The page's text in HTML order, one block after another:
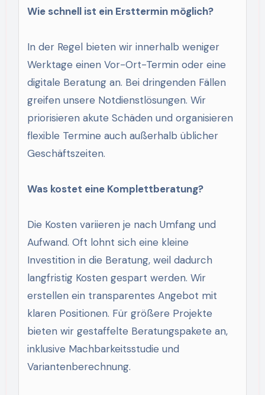
Wie schnell ist ein Ersttermin möglich?
In der Regel bieten wir innerhalb weniger
Werktage einen Vor-Ort-Termin oder eine
digitale Beratung an. Bei dringenden Fällen
greifen unsere Notdienstlösungen. Wir
priorisieren akute Schäden und organisieren
flexible Termine auch außerhalb üblicher
Geschäftszeiten.
Was kostet eine Komplettberatung?
Die Kosten variieren je nach Umfang und
Aufwand. Oft lohnt sich eine kleine
Investition in die Beratung, weil dadurch
langfristig Kosten gespart werden. Wir
erstellen ein transparentes Angebot mit
klaren Positionen. Für größere Projekte
bieten wir gestaffelte Beratungspakete an,
inklusive Machbarkeitsstudie und
Variantenberechnung.